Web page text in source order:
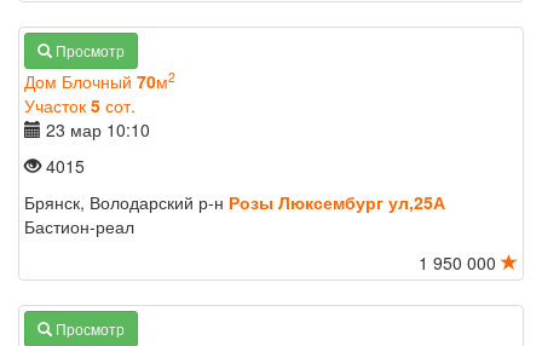
Просмотр
Дом Блочный 70м2
Участок 5 сот.
23 мар 10:10
4015
Брянск, Володарский р-н Розы Люксембург ул,25А
Бастион-реал
1 950 000
Просмотр